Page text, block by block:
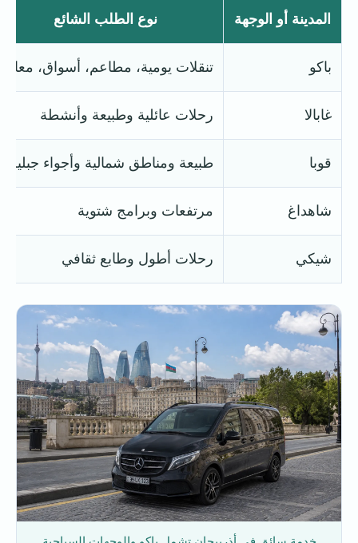
المدينة أو الوجهة نوع الطلب الشائع
باكو تنقلات يومية، مطاعم، أسواق، معالم
غابالا رحلات عائلية وطبيعة وأنشطة
قوبا طبيعة ومناطق شمالية وأجواء جبلية
شاهداغ مرتفعات وبرامج شتوية
شيكي رحلات أطول وطابع ثقافي